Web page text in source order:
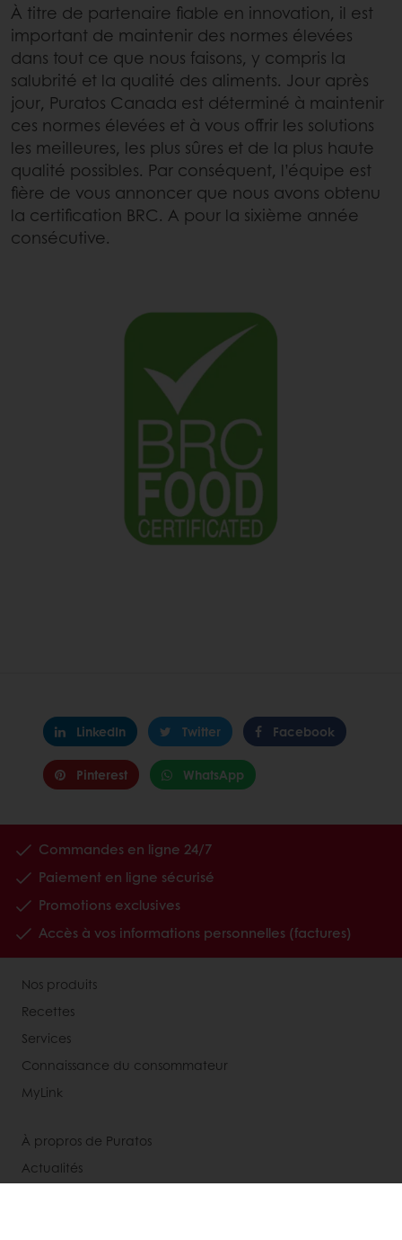
À titre de partenaire fiable en innovation, il est
important de maintenir des normes élevées
dans tout ce que nous faisons, y compris la
salubrité et la qualité des aliments. Jour après
jour, Puratos Canada est déterminé à maintenir
ces normes élevées et à vous offrir les solutions
les meilleures, les plus sûres et de la plus haute
qualité possibles. Par conséquent, l’équipe est
fière de vous annoncer que nous avons obtenu
la certification BRC. A pour la sixième année
consécutive.
LinkedIn Twitter Facebook
Pinterest WhatsApp
Commandes en ligne 24/7
Paiement en ligne sécurisé
Promotions exclusives
Accès à vos informations personnelles (factures)
Nos produits
Recettes
Services
Connaissance du consommateur
MyLink
À propros de Puratos
Actualités